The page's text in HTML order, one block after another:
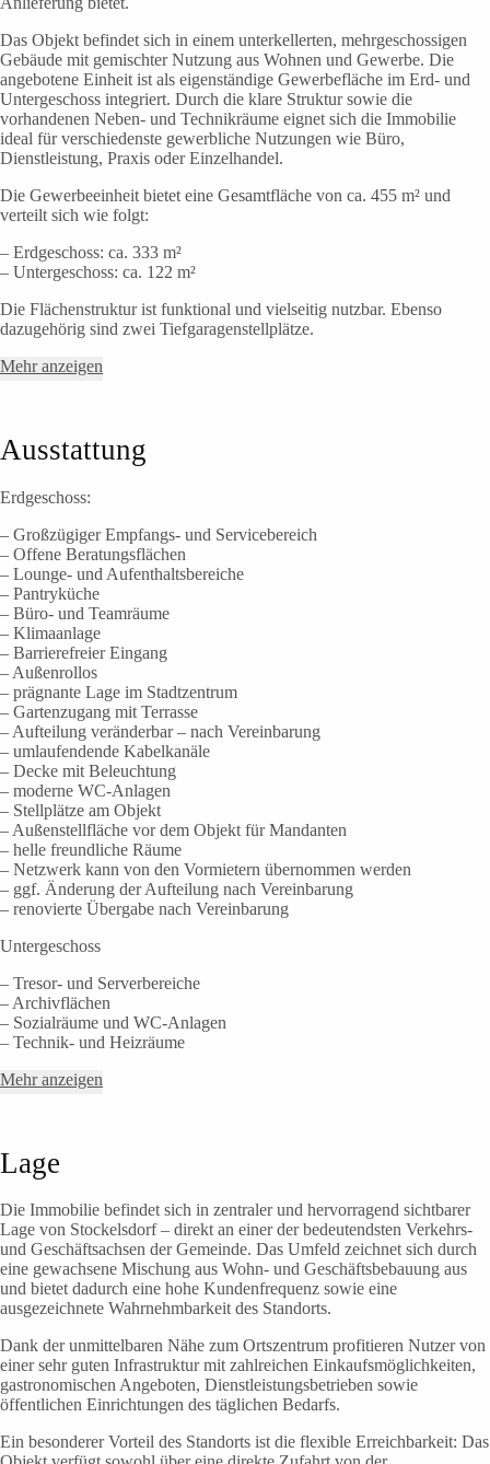
Das Objekt befindet sich in einem unterkellerten, mehrgeschossigen
Gebäude mit gemischter Nutzung aus Wohnen und Gewerbe. Die
angebotene Einheit ist als eigenständige Gewerbefläche im Erd- und
Untergeschoss integriert. Durch die klare Struktur sowie die
vorhandenen Neben- und Technikräume eignet sich die Immobilie
ideal für verschiedenste gewerbliche Nutzungen wie Büro,
Dienstleistung, Praxis oder Einzelhandel.
Die Gewerbeeinheit bietet eine Gesamtfläche von ca. 455 m² und
verteilt sich wie folgt:
– Erdgeschoss: ca. 333 m²
– Untergeschoss: ca. 122 m²
Die Flächenstruktur ist funktional und vielseitig nutzbar. Ebenso
dazugehörig sind zwei Tiefgaragenstellplätze.
Mehr anzeigen
Ausstattung
Erdgeschoss:
– Großzügiger Empfangs- und Servicebereich
– Offene Beratungsflächen
– Lounge- und Aufenthaltsbereiche
– Pantryküche
– Büro- und Teamräume
– Klimaanlage
– Barrierefreier Eingang
– Außenrollos
– prägnante Lage im Stadtzentrum
– Gartenzugang mit Terrasse
– Aufteilung veränderbar – nach Vereinbarung
– umlaufendende Kabelkanäle
– Decke mit Beleuchtung
– moderne WC-Anlagen
– Stellplätze am Objekt
– Außenstellfläche vor dem Objekt für Mandanten
– helle freundliche Räume
– Netzwerk kann von den Vormietern übernommen werden
– ggf. Änderung der Aufteilung nach Vereinbarung
– renovierte Übergabe nach Vereinbarung
Untergeschoss
– Tresor- und Serverbereiche
– Archivflächen
– Sozialräume und WC-Anlagen
– Technik- und Heizräume
Mehr anzeigen
Lage
Die Immobilie befindet sich in zentraler und hervorragend sichtbarer
Lage von Stockelsdorf – direkt an einer der bedeutendsten Verkehrs-
und Geschäftsachsen der Gemeinde. Das Umfeld zeichnet sich durch
eine gewachsene Mischung aus Wohn- und Geschäftsbebauung aus
und bietet dadurch eine hohe Kundenfrequenz sowie eine
ausgezeichnete Wahrnehmbarkeit des Standorts.
Dank der unmittelbaren Nähe zum Ortszentrum profitieren Nutzer von
einer sehr guten Infrastruktur mit zahlreichen Einkaufsmöglichkeiten,
gastronomischen Angeboten, Dienstleistungsbetrieben sowie
öffentlichen Einrichtungen des täglichen Bedarfs.
Ein besonderer Vorteil des Standorts ist die flexible Erreichbarkeit: Das